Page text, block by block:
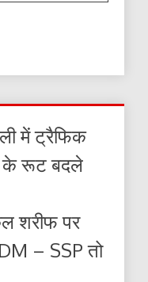
में ट्रैफिक
के रूट बदले
शरीफ पर
– SSP तो